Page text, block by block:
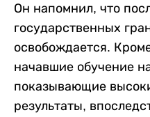
Он напомнил, что
государственных
освобождается.
начавшие обучение
показывающие
результаты,